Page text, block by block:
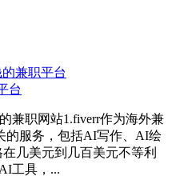
台
兼职网站1.fiverr作为海外兼
的服务，包括AI写作、AI绘
几美元到几百美元不等利
工具，...